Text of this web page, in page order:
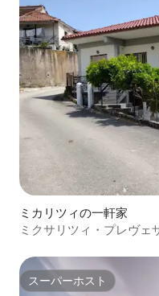
ミカリツィの一軒家
ミクサリツィ・プレヴェ
スーパーホスト
スーパーホスト